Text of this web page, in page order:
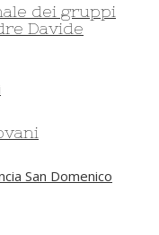
dei gruppi
Davide